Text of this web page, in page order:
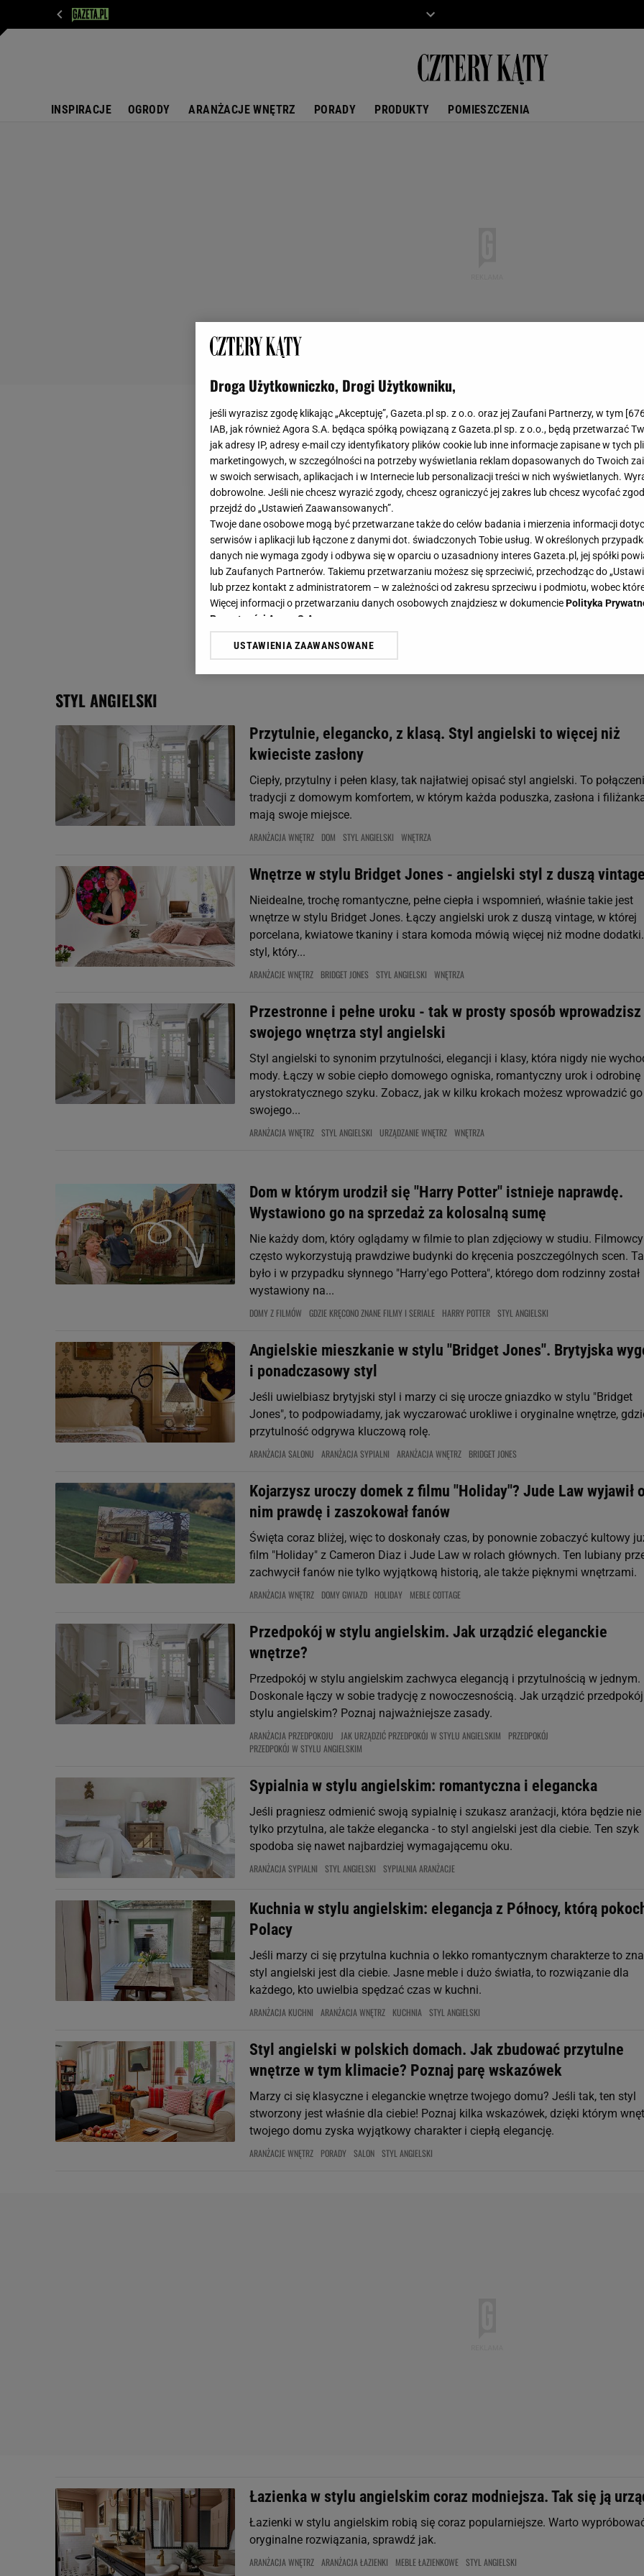
INSPIRACJE OGRODY ARANŻACJE WNĘTRZ PORADY PRODUKTY POMIESZCZENIA
STYL ANGIELSKI
Przytulnie, elegancko, z klasą. Styl angielski to więcej niż
kwieciste zasłony
Ciepły, przytulny i pełen klasy, tak najłatwiej opisać styl angielski. To
tradycji z domowym komfortem, w którym każda poduszka, zasłona i
mają swoje miejsce.
ARANŻACJA WNĘTRZ DOM STYL ANGIELSKI WNĘTRZA
Wnętrze w stylu Bridget Jones - angielski styl z duszą vintage
Nieidealne, trochę romantyczne, pełne ciepła i wspomnień, właśnie takie jest
wnętrze w stylu Bridget Jones. Łączy angielski urok z duszą vintage, w której
porcelana, kwiatowe tkaniny i stara komoda mówią więcej niż modne
styl, który...
ARANŻACJE WNĘTRZ BRIDGET JONES STYL ANGIELSKI WNĘTRZA
Przestronne i pełne uroku - tak w prosty sposób wprowadzisz
swojego wnętrza styl angielski
Styl angielski to synonim przytulności, elegancji i klasy, która nigdy nie
mody. Łączy w sobie ciepło domowego ogniska, romantyczny urok i odrobinę
arystokratycznego szyku. Zobacz, jak w kilku krokach możesz wprowadzić
swojego...
ARANŻACJA WNĘTRZ STYL ANGIELSKI URZĄDZANIE WNĘTRZ WNĘTRZA
Dom w którym urodził się "Harry Potter" istnieje naprawdę.
Wystawiono go na sprzedaż za kolosalną sumę
Nie każdy dom, który oglądamy w filmie to plan zdjęciowy w studiu. Filmowcy
często wykorzystują prawdziwe budynki do kręcenia poszczególnych scen.
było i w przypadku słynnego "Harry'ego Pottera", którego dom rodzinny został
wystawiony na...
DOMY Z FILMÓW GDZIE KRĘCONO ZNANE FILMY I SERIALE HARRY POTTER STYL ANGIELSKI
Angielskie mieszkanie w stylu "Bridget Jones". Brytyjska
i ponadczasowy styl
Jeśli uwielbiasz brytyjski styl i marzy ci się urocze gniazdko w stylu "Bridget
Jones", to podpowiadamy, jak wyczarować urokliwe i oryginalne wnętrze,
przytulność odgrywa kluczową rolę.
ARANŻACJA SALONU ARANŻACJA SYPIALNI ARANŻACJA WNĘTRZ BRIDGET JONES
Kojarzysz uroczy domek z filmu "Holiday"? Jude Law wyjawił o
nim prawdę i zaszokował fanów
Święta coraz bliżej, więc to doskonały czas, by ponownie zobaczyć kultowy
film "Holiday" z Cameron Diaz i Jude Law w rolach głównych. Ten lubiany
zachwycił fanów nie tylko wyjątkową historią, ale także pięknymi wnętrzami.
ARANŻACJA WNĘTRZ DOMY GWIAZD HOLIDAY MEBLE COTTAGE
Przedpokój w stylu angielskim. Jak urządzić eleganckie
wnętrze?
Przedpokój w stylu angielskim zachwyca elegancją i przytulnością w jednym.
Doskonale łączy w sobie tradycję z nowoczesnością. Jak urządzić
stylu angielskim? Poznaj najważniejsze zasady.
ARANŻACJA PRZEDPOKOJU JAK URZĄDZIĆ PRZEDPOKÓJ W STYLU ANGIELSKIM
PRZEDPOKÓJ
PRZEDPOKÓJ W STYLU ANGIELSKIM
Sypialnia w stylu angielskim: romantyczna i elegancka
Jeśli pragniesz odmienić swoją sypialnię i szukasz aranżacji, która będzie nie
tylko przytulna, ale także elegancka - to styl angielski jest dla ciebie. Ten szyk
spodoba się nawet najbardziej wymagającemu oku.
ARANŻACJA SYPIALNI STYL ANGIELSKI SYPIALNIA ARANŻACJE
Kuchnia w stylu angielskim: elegancja z Północy, którą
Polacy
Jeśli marzy ci się przytulna kuchnia o lekko romantycznym charakterze to
styl angielski jest dla ciebie. Jasne meble i dużo światła, to rozwiązanie dla
każdego, kto uwielbia spędzać czas w kuchni.
ARANŻACJA KUCHNI ARANŻACJA WNĘTRZ KUCHNIA STYL ANGIELSKI
Styl angielski w polskich domach. Jak zbudować przytulne
wnętrze w tym klimacie? Poznaj parę wskazówek
Marzy ci się klasyczne i eleganckie wnętrze twojego domu? Jeśli tak, ten styl
stworzony jest właśnie dla ciebie! Poznaj kilka wskazówek, dzięki którym
twojego domu zyska wyjątkowy charakter i ciepłą elegancję.
ARANŻACJE WNĘTRZ PORADY SALON STYL ANGIELSKI
Łazienka w stylu angielskim coraz modniejsza. Tak się ją
Łazienki w stylu angielskim robią się coraz popularniejsze. Warto
oryginalne rozwiązania, sprawdź jak.
ARANŻACJA WNĘTRZ ARANŻACJA ŁAZIENKI MEBLE ŁAZIENKOWE STYL ANGIELSKI
Droga Użytkowniczko, Drogi Użytkowniku,
jeśli wyrazisz zgodę klikając „Akceptuję”, Gazeta.pl sp. z o.o. oraz jej Zaufani Partnerzy, w tym [
IAB, jak również Agora S.A. będąca spółką powiązaną z Gazeta.pl sp. z o.o., będą przetwarzać
jak adresy IP, adresy e-mail czy identyfikatory plików cookie lub inne informacje zapisane w tych
marketingowych, w szczególności na potrzeby wyświetlania reklam dopasowanych do Twoich
w swoich serwisach, aplikacjach i w Internecie lub personalizacji treści w nich wyświetlanych.
dobrowolne. Jeśli nie chcesz wyrazić zgody, chcesz ograniczyć jej zakres lub chcesz wycofać
przejdź do „Ustawień Zaawansowanych”.
Twoje dane osobowe mogą być przetwarzane także do celów badania i mierzenia informacji
serwisów i aplikacji lub łączone z danymi dot. świadczonych Tobie usług. W określonych
danych nie wymaga zgody i odbywa się w oparciu o uzasadniony interes Gazeta.pl, jej spółki
lub Zaufanych Partnerów. Takiemu przetwarzaniu możesz się sprzeciwić, przechodząc do
lub przez kontakt z administratorem – w zależności od zakresu sprzeciwu i podmiotu, wobec
Więcej informacji o przetwarzaniu danych osobowych znajdziesz w dokumenciePolityka
Prywatności Agora S.A.
Klikając „Akceptuję” wyrażasz też zgodę na zainstalowanie i przechowywanie plików cookie
dotyczące plików cookie, wywołując narzędzie do zarządzania twoimi preferencjami dot.
odnośnik „Ustawienia prywatności ” w stopce serwisu i przechodząc do „Ustawień
My, nasi Zaufani Partnerzy i Agora S.A. możemy przetwarzać dane osobowe w następujących
Użycie dokładnych danych geolokalizacyjnych. Aktywne skanowanie charakterystyki urządzenia
Przechowywanie informacji na urządzeniu lub dostęp do nich. Spersonalizowane reklamy i treści,
badnie odbiorców i ulepszanie usług.
Lista Zaufanych Partnerów
USTAWIENIA ZAAWANSOWANE